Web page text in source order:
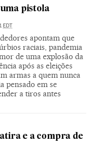
pistola
EDT
apontam que
raciais, pandemia
de uma explosão da
após as eleições
armas a quem nunca
pensado em se
a tiros antes
e a compra de